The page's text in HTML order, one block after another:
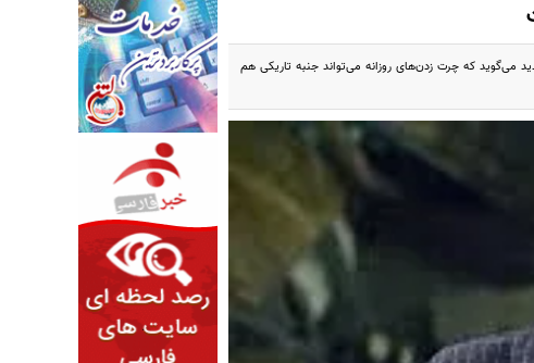
می‌گوید که چرت زدن‌های روزانه می‌تواند جنبه‌ تاریکی هم